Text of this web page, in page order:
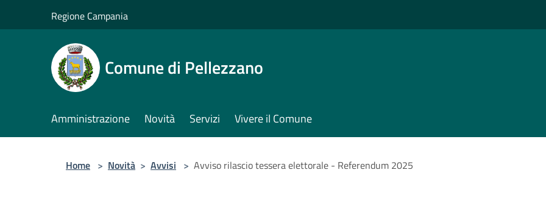
Regione Campania
Comune di Pellezzano
Amministrazione Novità Servizi Vivere il Comune
Home > Novità > Avvisi > Avviso rilascio tessera elettorale - Referendum 2025